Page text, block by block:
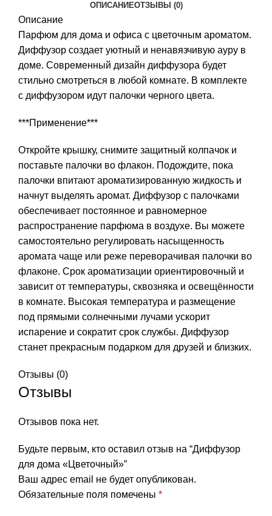
ОПИСАНИЕОТЗЫВЫ (0)
Описание
Парфюм для дома и офиса с цветочным ароматом.
Диффузор создает уютный и ненавязчивую ауру в
доме. Современный дизайн диффузора будет
стильно смотреться в любой комнате. В комплекте
с диффузором идут палочки черного цвета.
***Применение***
Откройте крышку, снимите защитный колпачок и
поставьте палочки во флакон. Подождите, пока
палочки впитают ароматизированную жидкость и
начнут выделять аромат. Диффузор с палочками
обеспечивает постоянное и равномерное
распространение парфюма в воздухе. Вы можете
самостоятельно регулировать насыщенность
аромата чаще или реже переворачивая палочки во
флаконе. Срок ароматизации ориентировочный и
зависит от температуры, сквозняка и освещённости
в комнате. Высокая температура и размещение
под прямыми солнечными лучами ускорит
испарение и сократит срок службы. Диффузор
станет прекрасным подарком для друзей и близких.
Отзывы (0)
Отзывы
Отзывов пока нет.
Будьте первым, кто оставил отзыв на “Диффузор
для дома «Цветочный»”
Ваш адрес email не будет опубликован.
Обязательные поля помечены *